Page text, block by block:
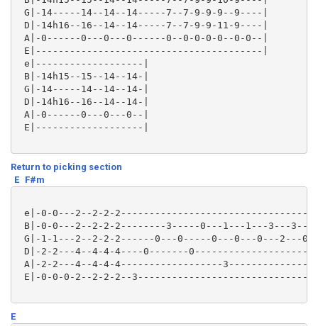
G|-14-----14--14--14-----7--7-9-9-9--9----|
D|-14h16--16--14--14-----7--7-9-9-11-9----|
A|-0------0---0---0------0--0-0-0-0--0-0--|
E|----------------------------------------|
e|-------------------|
B|-14h15--15--14--14-|
G|-14-----14--14--14-|
D|-14h16--16--14--14-|
A|-0------0---0---0--|
E|-------------------|
Return to picking section
E F#m
e|-0-0---2--2-2-
B|-0-0---2--2-2-2--------3-----0---1---1---3---
G|-1-1---2--2-2-2------0---0-----0---0---0---
D|-2-2---4--4-4-4----0-------
A|-2-2---4--4-4-4------------------
E|-0-0-0-2--2-2-2--
E